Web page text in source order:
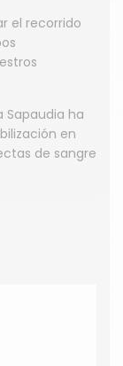
el recorrido
Sapaudia ha
en
de sangre